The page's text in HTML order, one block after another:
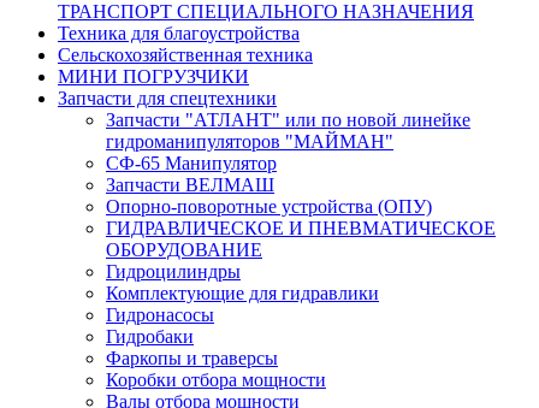
ТРАНСПОРТ СПЕЦИАЛЬНОГО НАЗНАЧЕНИЯ
Техника для благоустройства
Сельскохозяйственная техника
МИНИ ПОГРУЗЧИКИ
Запчасти для спецтехники
Запчасти "АТЛАНТ" или по новой линейке
гидроманипуляторов "МАЙМАН"
СФ-65 Манипулятор
Запчасти ВЕЛМАШ
Опорно-поворотные устройства (ОПУ)
ГИДРАВЛИЧЕСКОЕ И ПНЕВМАТИЧЕСКОЕ
ОБОРУДОВАНИЕ
Гидроцилиндры
Комплектующие для гидравлики
Гидронасосы
Гидробаки
Фаркопы и траверсы
Коробки отбора мощности
Валы отбора мощности